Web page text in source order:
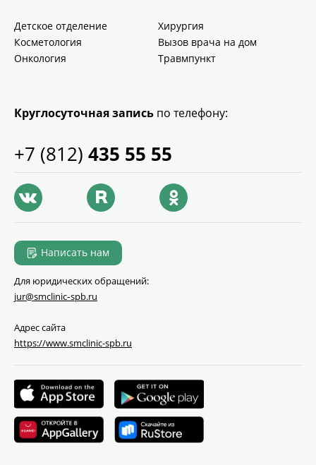
Детское отделение
Хирургия
Косметология
Вызов врача на дом
Онкология
Травмпункт
Круглосуточная запись по телефону:
+7 (812) 435 55 55
Написать нам
Для юридических обращений:
jur@smclinic‑spb.ru
Адрес сайта
https://www.smclinic-spb.ru